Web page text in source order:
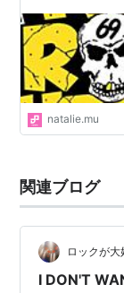
natalie.mu
関連ブログ
ロックが
I DON'T